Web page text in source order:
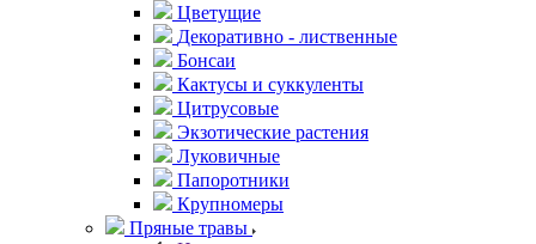
Цветущие
Декоративно - лиственные
Бонсаи
Кактусы и суккуленты
Цитрусовые
Экзотические растения
Луковичные
Папоротники
Крупномеры
Пряные травы